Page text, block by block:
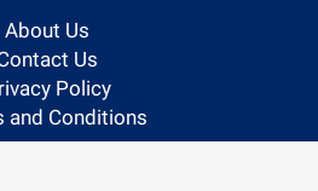
About Us
Us
Policy
and Conditions